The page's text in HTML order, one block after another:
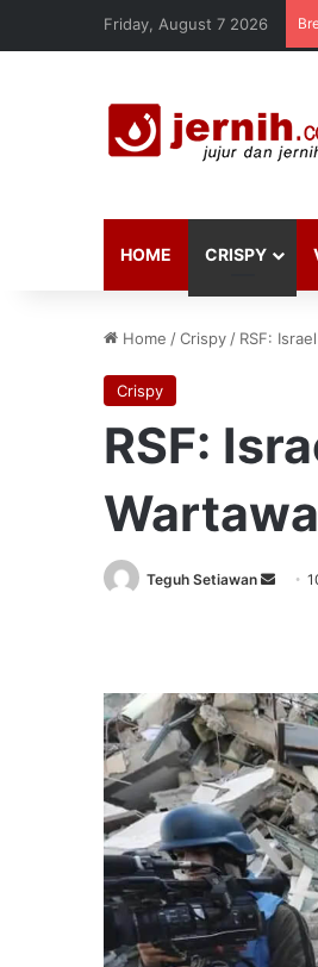
Friday, August 7 2026
HOME CRISPY
Home /Crispy / RSF:
Crispy
RSF:
Teguh Setiawan
Send